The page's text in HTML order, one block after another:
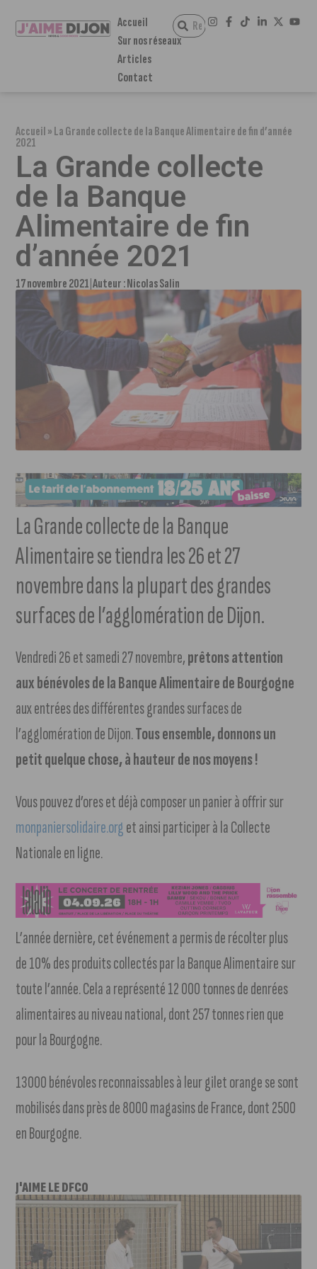
Accueil
Sur nos réseaux
Articles
Contact
Accueil»La Grande collecte de la Banque Alimentaire de fin d’année
2021
La Grande collecte
de la Banque
Alimentaire de fin
d’année 2021
17 novembre 2021 Auteur :Nicolas Salin
La Grande collecte de la Banque
Alimentaire se tiendra les 26 et 27
novembre dans la plupart des grandes
surfaces de l’agglomération de Dijon.
Vendredi 26 et samedi 27 novembre,prêtons attention
aux bénévoles de la Banque Alimentaire de Bourgogne
aux entrées des différentes grandes surfaces de
l’agglomération de Dijon.Tous ensemble, donnons un
petit quelque chose, à hauteur de nos moyens !
Vous pouvez d’ores et déjà composer un panier à offrir sur
monpaniersolidaire.orget ainsi participer à la Collecte
Nationale en ligne.
L’année dernière, cet événement a permis de récolter plus
de 10% des produits collectés par la Banque Alimentaire sur
toute l’année. Cela a représenté 12 000 tonnes de denrées
alimentaires au niveau national, dont 257 tonnes rien que
pour la Bourgogne.
13000 bénévoles reconnaissables à leur gilet orange se sont
mobilisés dans près de 8000 magasins de France, dont 2500
en Bourgogne.
J'AIME LE DFCO